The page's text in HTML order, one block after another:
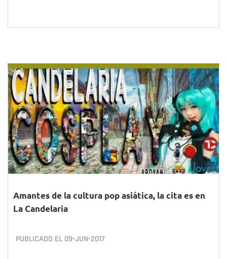
Amantes de la cultura pop asiática, la cita es en
La Candelaria
PUBLICADO EL 09•JUN•2017